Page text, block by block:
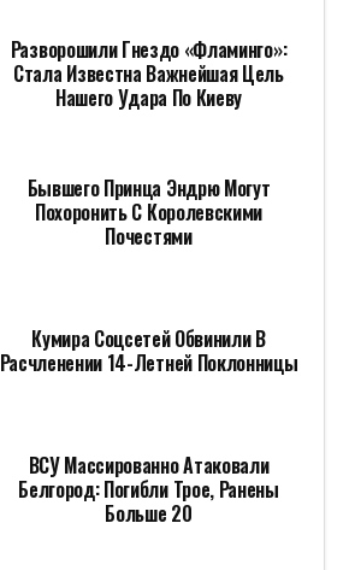
Разворошили Гнездо «Фламинго»:
Стала Известна Важнейшая Цель
Нашего Удара По Киеву
Бывшего Принца Эндрю Могут
Похоронить С Королевскими
Почестями
Кумира Соцсетей Обвинили В
Расчленении 14-Летней Поклонницы
ВСУ Массированно Атаковали
Белгород: Погибли Трое, Ранены
Больше 20